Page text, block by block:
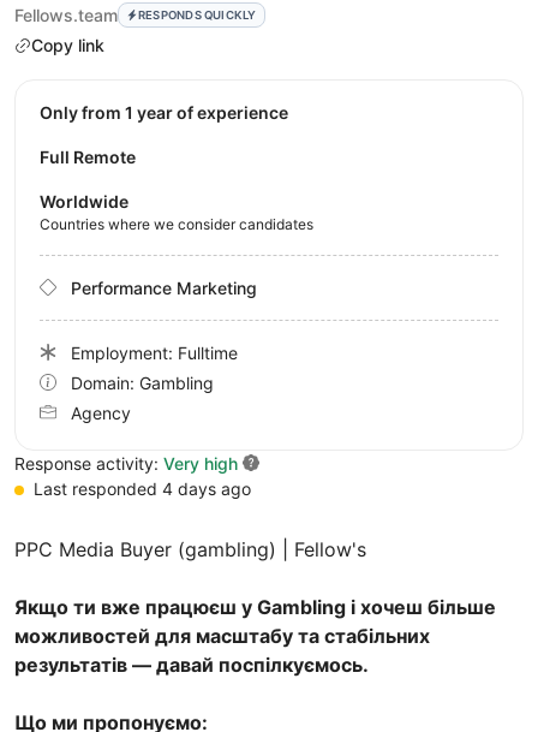
Fellows.team RESPONDS QUICKLY
Copy link
PPC Media Buyer (gambling) | Fellow's
Якщо ти вже працюєш у Gambling і хочеш більше
можливостей для масштабу та стабільних
результатів — давай поспілкуємось.
Що ми пропонуємо:
Only from 1 year of experience
Full Remote
Worldwide
Countries where we consider candidates
Performance Marketing
Employment: Fulltime
Domain: Gambling
Agency
Response activity: Very high
Last responded 4 days ago